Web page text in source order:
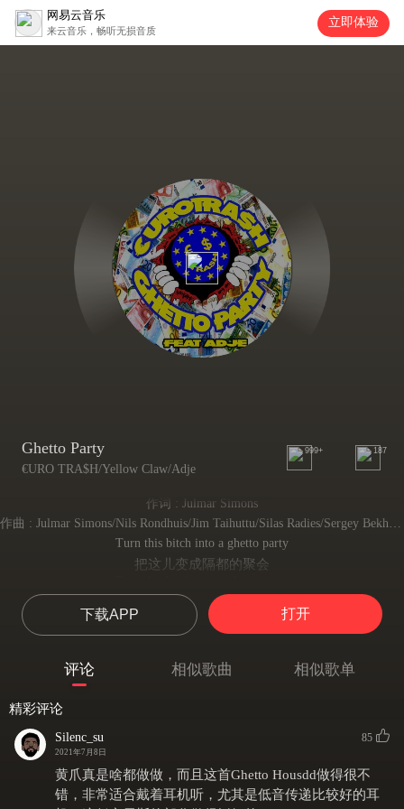
网易云音乐
来云音乐，畅听无损音质
立即体验
Ghetto Party
€URO TRA$H/Yellow Claw/Adje
999+ 187
作词 : Julmar Simons
Turn this bitch into a ghetto party
把这儿变成隔都的聚会
把这儿变成隔都的聚会
Turn this bitch into a ghetto party
把这儿变成隔都的聚会
把这儿变成隔都的聚会
Tell your shorty back it up
你快点帮我备个份
下载APP 打开
评论 相似歌曲 相似歌单
精彩评论
Silenc_su
2021年7月8日
85
黄爪真是啥都做做，而且这首Ghetto Housdd做得很不
错，非常适合戴着耳机听，尤其是低音传递比较好的耳